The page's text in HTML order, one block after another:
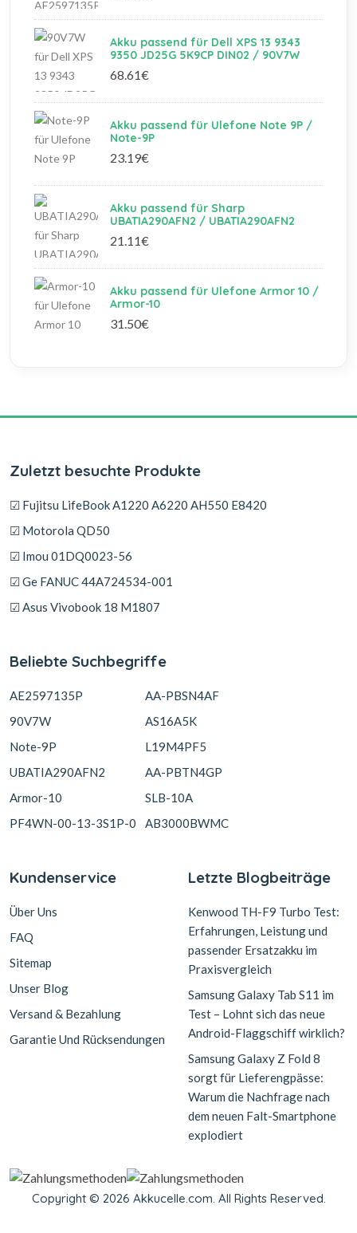
Akku passend für Dell XPS 13 9343
9350 JD25G 5K9CP DIN02 / 90V7W
68.61€
Akku passend für Ulefone Note 9P /
Note-9P
23.19€
Akku passend für Sharp
UBATIA290AFN2 / UBATIA290AFN2
21.11€
Akku passend für Ulefone Armor 10 /
Armor-10
31.50€
Zuletzt besuchte Produkte
☑ Fujitsu LifeBook A1220 A6220 AH550 E8420
☑ Motorola QD50
☑ Imou 01DQ0023-56
☑ Ge FANUC 44A724534-001
☑ Asus Vivobook 18 M1807
Beliebte Suchbegriffe
AE2597135P
90V7W
Note-9P
UBATIA290AFN2
Armor-10
PF4WN-00-13-3S1P-0
AA-PBSN4AF
AS16A5K
L19M4PF5
AA-PBTN4GP
SLB-10A
AB3000BWMC
Kundenservice
Über Uns
FAQ
Sitemap
Unser Blog
Versand & Bezahlung
Garantie Und Rücksendungen
Letzte Blogbeiträge
Kenwood TH-F9 Turbo Test:
Erfahrungen, Leistung und
passender Ersatzakku im
Praxisvergleich
Samsung Galaxy Tab S11 im
Test – Lohnt sich das neue
Android-Flaggschiff wirklich?
Samsung Galaxy Z Fold 8
sorgt für Lieferengpässe:
Warum die Nachfrage nach
dem neuen Falt-Smartphone
explodiert
Copyright © 2026 Akkucelle.com. All Rights Reserved.